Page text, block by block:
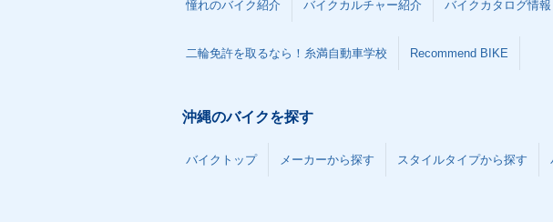
憧れのバイク紹介 バイクカルチャー紹介 バイクカタログ情報
二輪免許を取るなら！糸満自動車学校 Recommend BIKE
沖縄のバイクを探す
バイクトップ メーカーから探す スタイルタイプから探す